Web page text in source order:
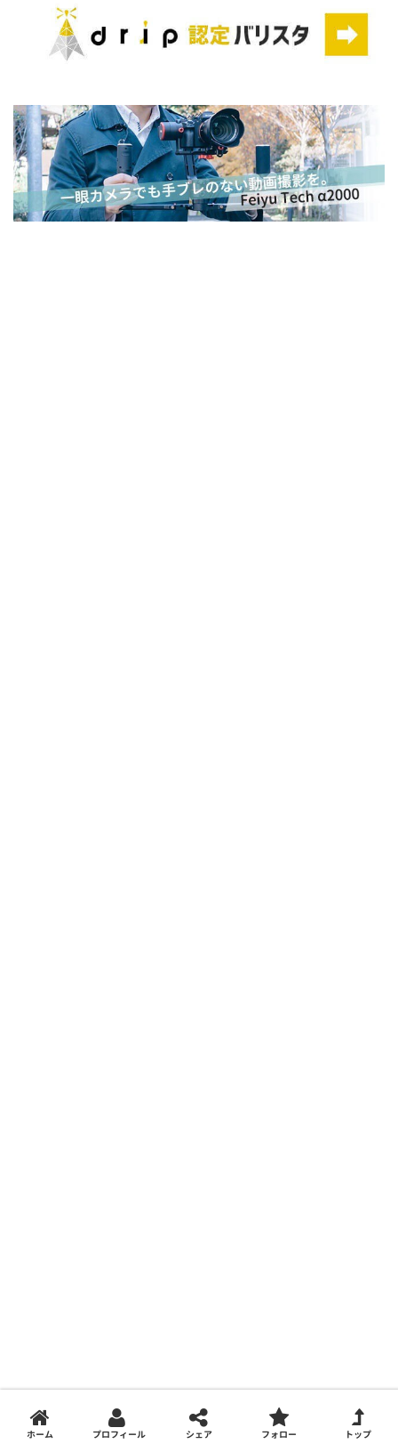
ホーム プロフィール シェア フォロー トップ